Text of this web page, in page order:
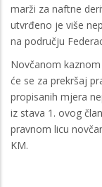
marži za naftne
utvrđeno je više
na području
Novčanom
će se za prekršaj
propisanih mjera
iz stava 1. ovog
pravnom licu
KM.